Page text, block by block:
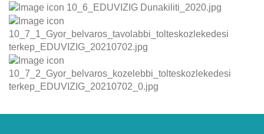
10_6_EDUVIZIG Dunakiliti_2020.jpg
10_7_1_Gyor_belvaros_tavolabbi_tolteskozlekedesi
terkep_EDUVIZIG_20210702.jpg
10_7_2_Gyor_belvaros_kozelebbi_tolteskozlekedesi
terkep_EDUVIZIG_20210702_0.jpg